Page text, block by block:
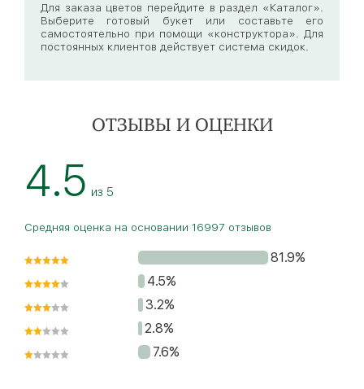
Для заказа цветов перейдите в раздел «Каталог».
Выберите готовый букет или составьте его
самостоятельно при помощи «конструктора». Для
постоянных клиентов действует система скидок.
ОТЗЫВЫ И ОЦЕНКИ
4.5 из 5
Средняя оценка на основании 16997 отзывов
81.9%
4.5%
3.2%
2.8%
7.6%